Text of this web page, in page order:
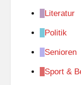
Literatur
Politik
Senioren
Sport &